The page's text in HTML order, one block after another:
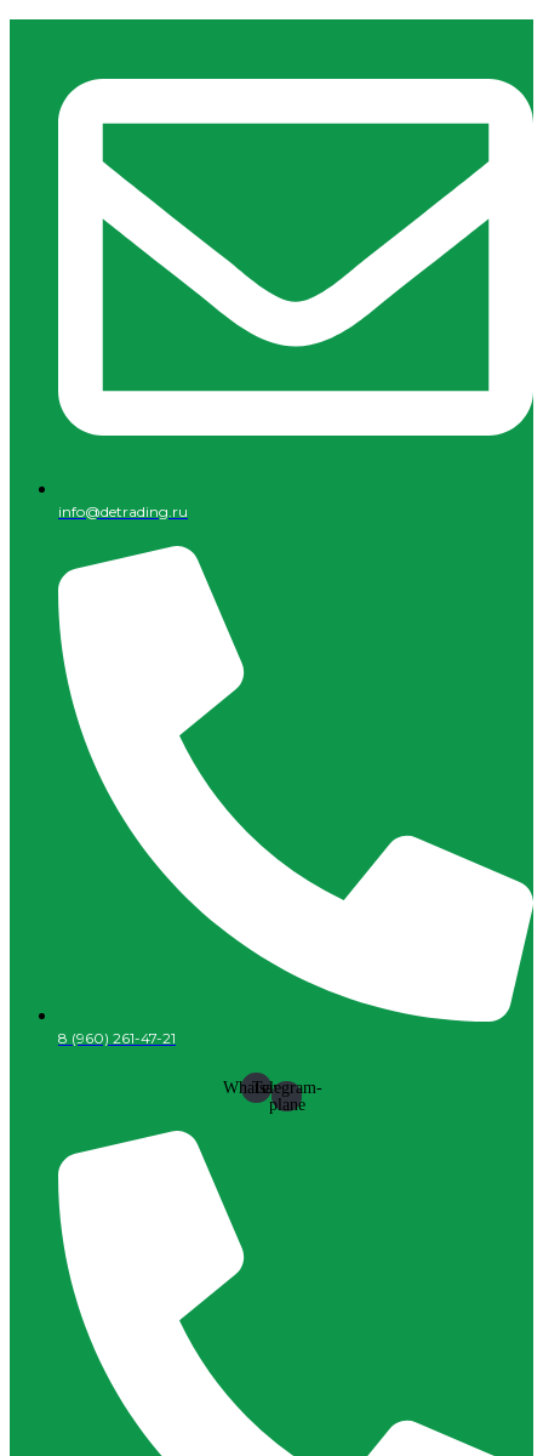
info@detrading.ru
8 (960) 261-47-21
Whatsapp
Telegram-
plane